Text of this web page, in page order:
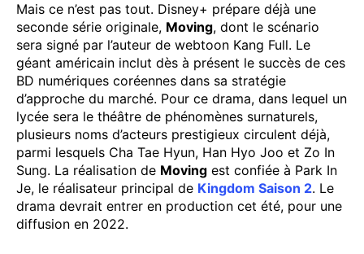
Mais ce n’est pas tout. Disney+ prépare déjà une
seconde série originale, Moving, dont le scénario
sera signé par l’auteur de webtoon Kang Full. Le
géant américain inclut dès à présent le succès de ces
BD numériques coréennes dans sa stratégie
d’approche du marché. Pour ce drama, dans lequel un
lycée sera le théâtre de phénomènes surnaturels,
plusieurs noms d’acteurs prestigieux circulent déjà,
parmi lesquels Cha Tae Hyun, Han Hyo Joo et Zo In
Sung. La réalisation de Moving est confiée à Park In
Je, le réalisateur principal de Kingdom Saison 2. Le
drama devrait entrer en production cet été, pour une
diffusion en 2022.